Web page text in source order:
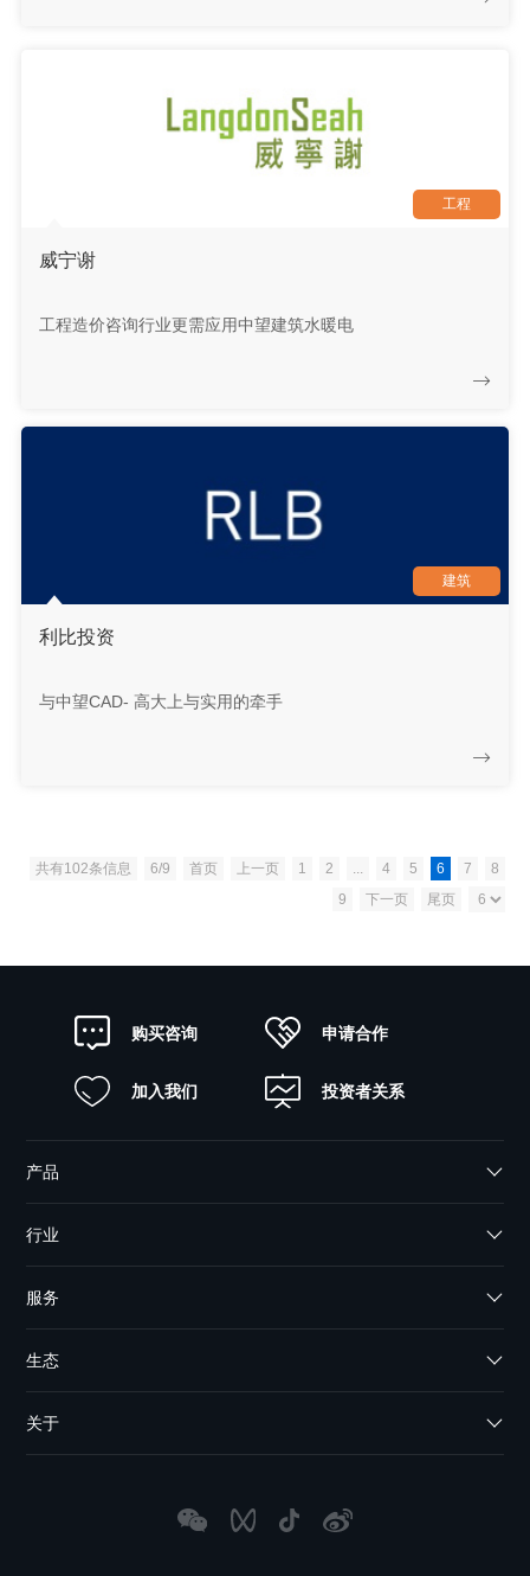
工程
威宁谢
工程造价咨询行业更需应用中望建筑水暖电
建筑
利比投资
与中望CAD- 高大上与实用的牵手
共有102条信息 6/9 首页 上一页 1 2 ... 4 5 6 7
8
9
下一页 尾页
购买咨询 申请合作
加入我们 投资者关系
产品
行业
服务
生态
关于